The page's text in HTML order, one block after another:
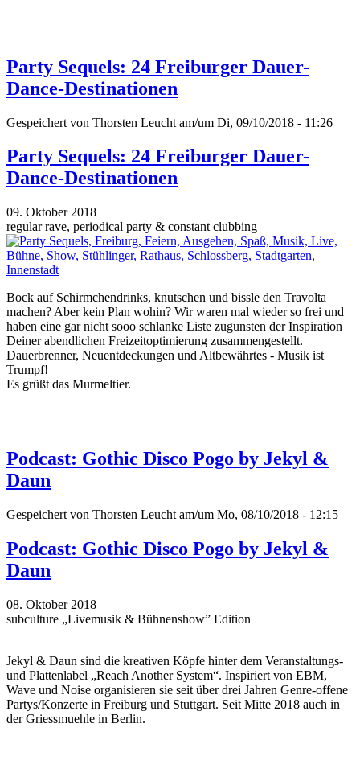
Party Sequels: 24 Freiburger Dauer-
Dance-Destinationen
Gespeichert von Thorsten Leucht am/um Di, 09/10/2018 - 11:26
Party Sequels: 24 Freiburger Dauer-
Dance-Destinationen
09. Oktober 2018
regular rave, periodical party & constant clubbing
Bock auf Schirmchendrinks, knutschen und bissle den Travolta
machen? Aber kein Plan wohin? Wir waren mal wieder so frei und
haben eine gar nicht sooo schlanke Liste zugunsten der Inspiration
Deiner abendlichen Freizeitoptimierung zusammengestellt.
Dauerbrenner, Neuentdeckungen und Altbewährtes - Musik ist
Trumpf!
Es grüßt das Murmeltier.
Podcast: Gothic Disco Pogo by Jekyl &
Daun
Gespeichert von Thorsten Leucht am/um Mo, 08/10/2018 - 12:15
Podcast: Gothic Disco Pogo by Jekyl &
Daun
08. Oktober 2018
subculture „Livemusik & Bühnenshow” Edition
Jekyl & Daun sind die kreativen Köpfe hinter dem Veranstaltungs-
und Plattenlabel „Reach Another System“. Inspiriert von EBM,
Wave und Noise organisieren sie seit über drei Jahren Genre-offene
Partys/Konzerte in Freiburg und Stuttgart. Seit Mitte 2018 auch in
der Griessmuehle in Berlin.